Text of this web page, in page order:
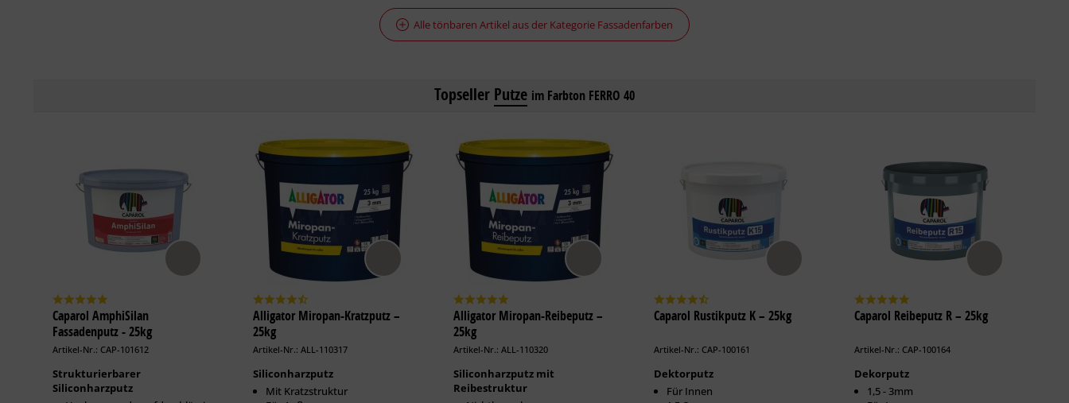
Alle tönbaren Artikel aus der Kategorie Fassadenfarben
Topseller Putze im Farbton FERRO 40
Caparol AmphiSilan
Fassadenputz - 25kg
Artikel-Nr.: CAP-101612
Strukturierbarer
Siliconharzputz
Alligator Miropan-Kratzputz –
25kg
Artikel-Nr.: ALL-110317
Siliconharzputz
Mit Kratzstruktur
Alligator Miropan-Reibeputz –
25kg
Artikel-Nr.: ALL-110320
Siliconharzputz mit
Reibestruktur
Caparol Rustikputz K – 25kg
Artikel-Nr.: CAP-100161
Dektorputz
Für Innen
Caparol Reibeputz R – 25kg
Artikel-Nr.: CAP-100164
Dekorputz
1,5 - 3mm